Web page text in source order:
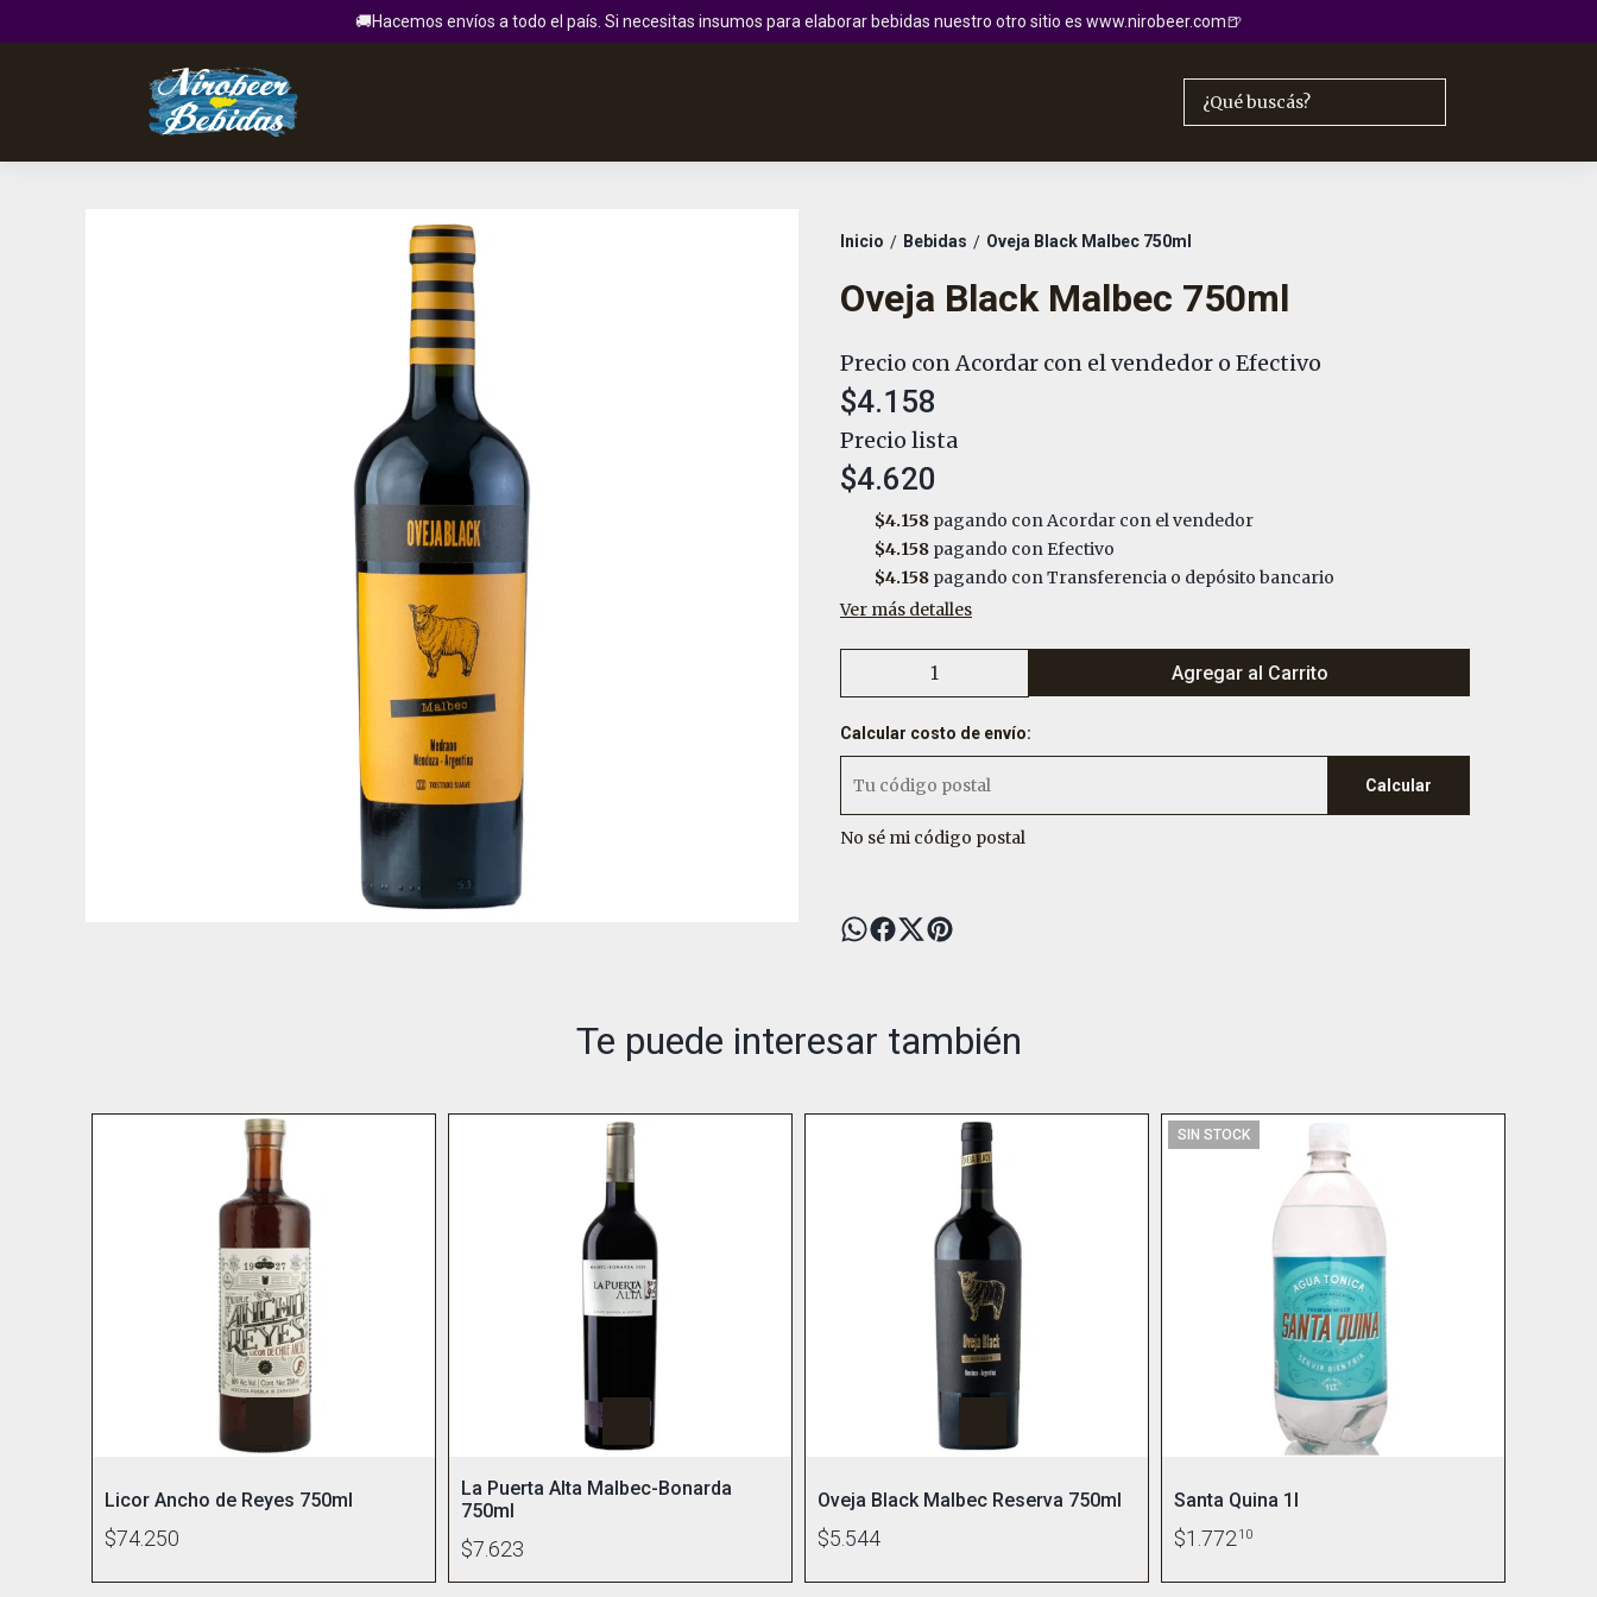
🚚Hacemos envíos a todo el país. Si necesitas insumos para elaborar bebidas nuestro otro sitio es www.nirobeer.com🍺
Inicio / Bebidas / Oveja Black Malbec 750ml
Oveja Black Malbec 750ml
Precio con Acordar con el vendedor o Efectivo
$4.158
Precio lista
$4.620
$4.158 pagando con Acordar con el vendedor
$4.158 pagando con Efectivo
$4.158 pagando con Transferencia o depósito bancario
Ver más detalles
Agregar al Carrito
Calcular costo de envío:
Calcular
No sé mi código postal
Te puede interesar también
Licor Ancho de Reyes 750ml
$74.250
La Puerta Alta Malbec-Bonarda
750ml
$7.623
Oveja Black Malbec Reserva 750ml
$5.544
SIN STOCK
Santa Quina 1l
$1.772 10